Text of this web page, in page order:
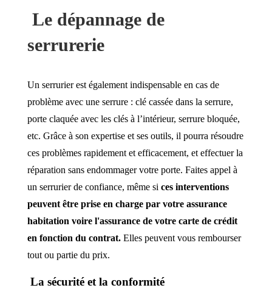
Le dépannage de
serrurerie
Un serrurier est également indispensable en cas de
problème avec une serrure : clé cassée dans la serrure,
porte claquée avec les clés à l’intérieur, serrure bloquée,
etc. Grâce à son expertise et ses outils, il pourra résoudre
ces problèmes rapidement et efficacement, et effectuer la
réparation sans endommager votre porte. Faites appel à
un serrurier de confiance, même si ces interventions
peuvent être prise en charge par votre assurance
habitation voire l'assurance de votre carte de crédit
en fonction du contrat. Elles peuvent vous rembourser
tout ou partie du prix.
La sécurité et la conformité